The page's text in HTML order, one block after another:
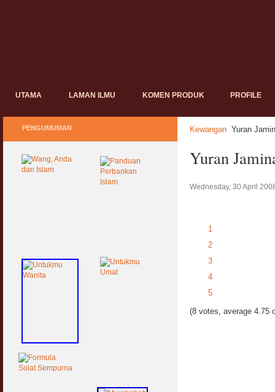
UTAMA LAMAN ILMU KOMEN PRODUK PROFILE
Kewangan Yuran
Yuran
Wednesday, 30 April
1
2
3
4
5
(8 votes, average 4.75
PENGUMUMAN